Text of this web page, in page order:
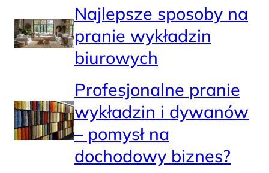
Najlepsze sposoby na
pranie wykładzin
biurowych
Profesjonalne pranie
wykładzin i dywanów
– pomysł na
dochodowy biznes?